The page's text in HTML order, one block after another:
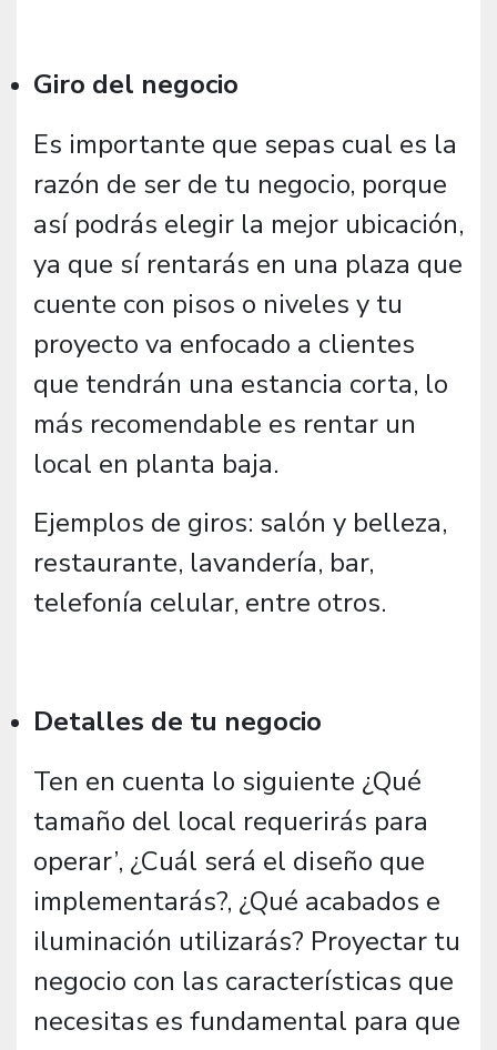
Giro del negocio
Es importante que sepas cual es la
razón de ser de tu negocio, porque
así podrás elegir la mejor ubicación,
ya que sí rentarás en una plaza que
cuente con pisos o niveles y tu
proyecto va enfocado a clientes
que tendrán una estancia corta, lo
más recomendable es rentar un
local en planta baja.
Ejemplos de giros: salón y belleza,
restaurante, lavandería, bar,
telefonía celular, entre otros.
Detalles de tu negocio
Ten en cuenta lo siguiente ¿Qué
tamaño del local requerirás para
operar’, ¿Cuál será el diseño que
implementarás?, ¿Qué acabados e
iluminación utilizarás? Proyectar tu
negocio con las características que
necesitas es fundamental para que